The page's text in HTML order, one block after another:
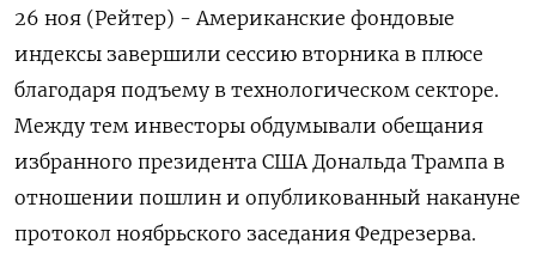
26 ноя (Рейтер) - Американские фондовые
индексы завершили сессию вторника в плюсе
благодаря подъему в технологическом секторе.
Между тем инвесторы обдумывали обещания
избранного президента США Дональда Трампа в
отношении пошлин и опубликованный накануне
протокол ноябрьского заседания Федрезерва.